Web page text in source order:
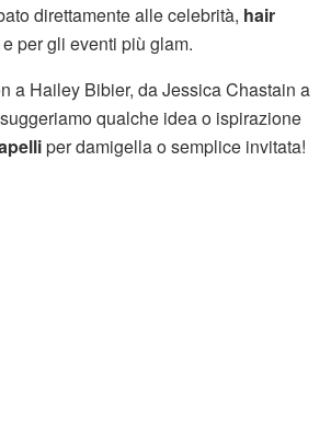
direttamente alle celebrità, hair
per gli eventi più glam.
a Hailey Bibier, da Jessica Chastain a
qualche idea o ispirazione
per damigella o semplice invitata!